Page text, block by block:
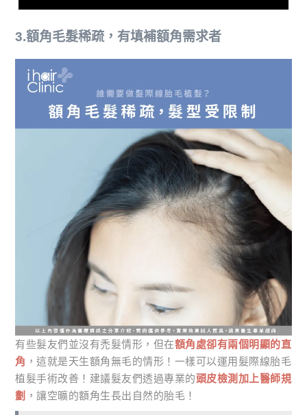
3.額角毛髮稀疏，有填補額角需求者
有些髮友們並沒有禿髮情形，但在額角處卻有兩個明顯的直
角 ，這就是天生額角無毛的情形！一樣可以運用髮際線胎毛
植髮手術改善！建議髮友們透過專業的頭皮檢測加上醫師規
劃 ，讓空曠的額角生長出自然的胎毛！